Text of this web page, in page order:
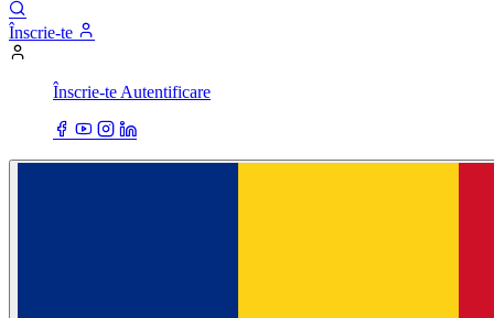
Înscrie-te
Înscrie-te Autentificare